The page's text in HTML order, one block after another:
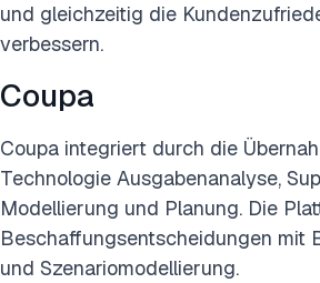
und gleichzeitig die
verbessern.
Coupa
Coupa integriert durch die
Technologie Ausgabenanalyse,
Modellierung und Planung. Die
Beschaffungsentscheidungen mit
und Szenariomodellierung.